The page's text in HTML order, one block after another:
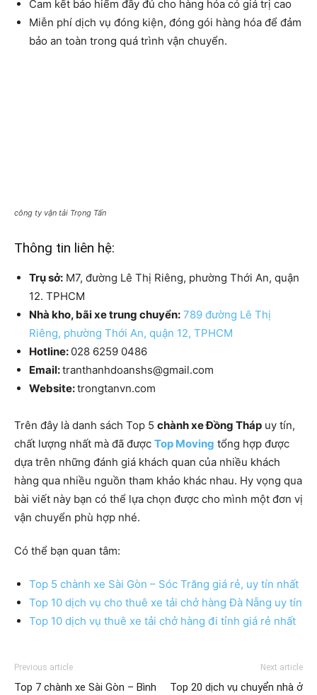
Cam kết bảo hiểm đầy đủ cho hàng hóa có giá trị cao
Miễn phí dịch vụ đóng kiện, đóng gói hàng hóa để đảm
bảo an toàn trong quá trình vận chuyển.
công ty vận tải Trọng Tấn
Thông tin liên hệ:
Trụ sở: M7, đường Lê Thị Riêng, phường Thới An, quận
12. TPHCM
Nhà kho, bãi xe trung chuyển: 789 đường Lê Thị
Riêng, phường Thới An, quận 12, TPHCM
Hotline: 028 6259 0486
Email:tranthanhdoanshs@gmail.com
Website:trongtanvn.com
Trên đây là danh sách Top 5 chành xe Đồng Tháp uy tín,
chất lượng nhất mà đã được Top Moving tổng hợp được
dựa trên những đánh giá khách quan của nhiều khách
hàng qua nhiều nguồn tham khảo khác nhau. Hy vọng qua
bài viết này bạn có thể lựa chọn được cho mình một đơn vị
vận chuyển phù hợp nhé.
Có thể bạn quan tâm:
Top 5 chành xe Sài Gòn – Sóc Trăng giá rẻ, uy tín nhất
Top 10 dịch vụ cho thuê xe tải chở hàng Đà Nẵng uy tín
Top 10 dịch vụ thuê xe tải chở hàng đi tỉnh giá rẻ nhất
Previous article
Top 7 chành xe Sài Gòn – Bình
Next article
Top 20 dịch vụ chuyển nhà ở